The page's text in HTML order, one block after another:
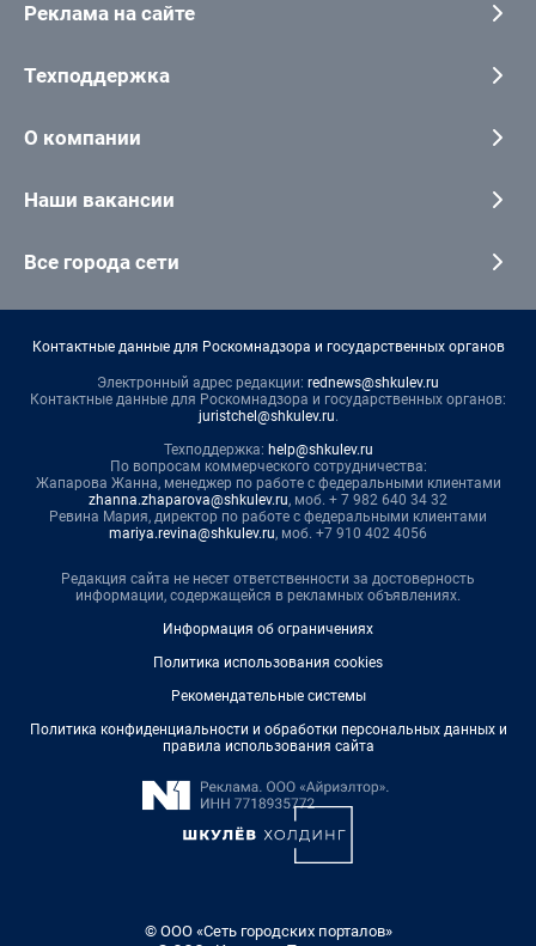
Реклама на сайте
Техподдержка
О компании
Наши вакансии
Все города сети
Контактные данные для Роскомнадзора и государственных органов
Электронный адрес редакции: rednews@shkulev.ru
Контактные данные для Роскомнадзора и государственных органов:
juristchel@shkulev.ru.
Техподдержка: help@shkulev.ru
По вопросам коммерческого сотрудничества:
Жапарова Жанна, менеджер по работе с федеральными клиентами
zhanna.zhaparova@shkulev.ru, моб. + 7 982 640 34 32
Ревина Мария, директор по работе с федеральными клиентами
mariya.revina@shkulev.ru, моб. +7 910 402 4056
Редакция сайта не несет ответственности за достоверность
информации, содержащейся в рекламных объявлениях.
Информация об ограничениях
Политика использования cookies
Рекомендательные системы
Политика конфиденциальности и обработки персональных данных и
правила использования сайта
© ООО «Сеть городских порталов»